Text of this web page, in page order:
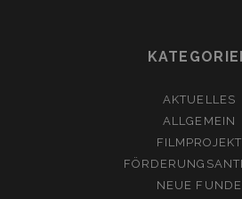
AKTUELLES
ALLGEMEIN
FILMPROJEKT
NEUE FUNDE